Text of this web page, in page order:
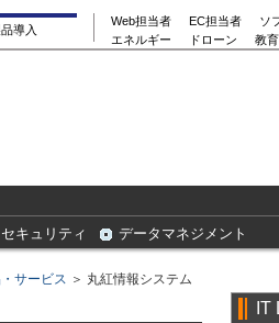
導入
Web担当者 EC担当者
ソ
エネルギー
ドローン 教
セキュリティ データマネジメント
サービス ＞ 丸紅情報システム
IT